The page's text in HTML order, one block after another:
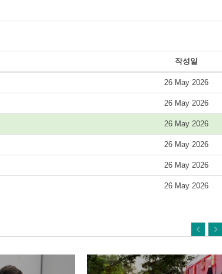
작성일
26 May 2026
26 May 2026
26 May 2026
26 May 2026
26 May 2026
26 May 2026